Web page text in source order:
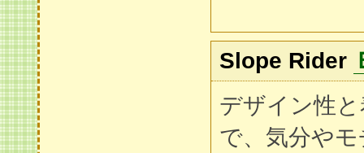
Slope Rider
デザイン性
で、気分や